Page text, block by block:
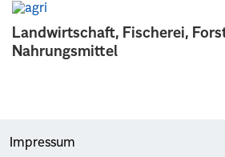
Landwirtschaft, Fischerei,
Nahrungsmittel
Impressum